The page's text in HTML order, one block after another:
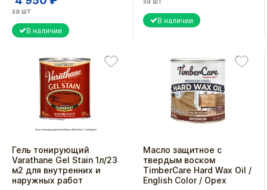
за шт
В наличии
В наличии
Гель тонирующий
Varathane Gel Stain 1л/23
м2 для внутренних и
наружных работ
Масло защитное с
твердым воском
TimberCare Hard Wax Oil /
English Color / Орех